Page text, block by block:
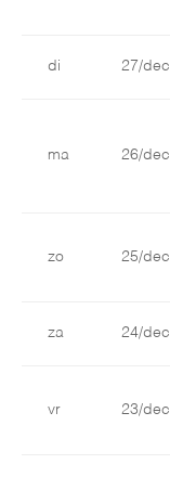
di 27/dec
ma 26/dec
zo 25/dec
za 24/dec
vr 23/dec